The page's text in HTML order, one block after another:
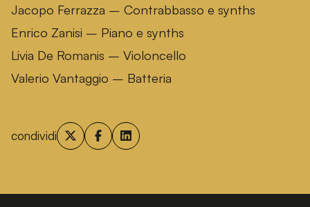
Jacopo Ferrazza – Contrabbasso e synths
Enrico Zanisi – Piano e synths
Livia De Romanis – Violoncello
Valerio Vantaggio – Batteria
condividi